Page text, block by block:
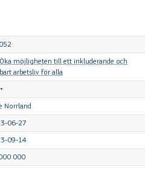
möjligheten till ett inkluderande och
arbetsliv för alla
Norrland
06-27
09-14
000